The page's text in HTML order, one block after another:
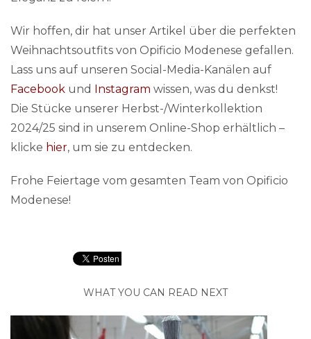
Wir hoffen, dir hat unser Artikel über die perfekten
Weihnachtsoutfits von Opificio Modenese gefallen.
Lass uns auf unseren Social-Media-Kanälen auf
Facebook und Instagram wissen, was du denkst!
Die Stücke unserer Herbst-/Winterkollektion
2024/25 sind in unserem Online-Shop erhältlich –
klicke hier, um sie zu entdecken.
Frohe Feiertage vom gesamten Team von Opificio
Modenese!
WHAT YOU CAN READ NEXT